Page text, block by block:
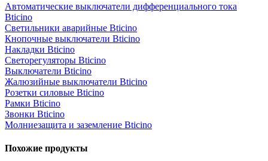
Автоматические выключатели дифференциального тока
Bticino
Светильники аварийные Bticino
Кнопочные выключатели Bticino
Накладки Bticino
Светорегуляторы Bticino
Выключатели Bticino
Жалюзийные выключатели Bticino
Розетки силовые Bticino
Рамки Bticino
Звонки Bticino
Молниезащита и заземление Bticino
Похожие продукты